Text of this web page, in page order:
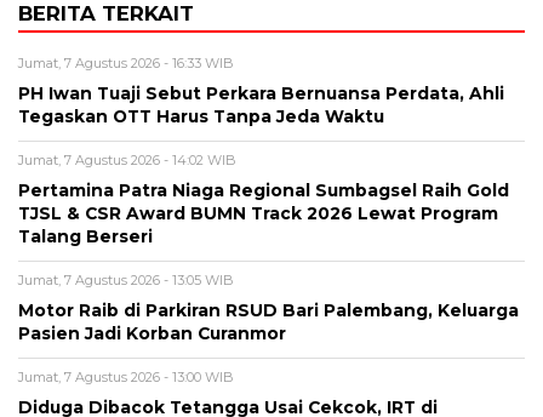
BERITA TERKAIT
Jumat, 7 Agustus 2026 - 16:33 WIB
PH Iwan Tuaji Sebut Perkara Bernuansa Perdata, Ahli
Tegaskan OTT Harus Tanpa Jeda Waktu
Jumat, 7 Agustus 2026 - 14:02 WIB
Pertamina Patra Niaga Regional Sumbagsel Raih Gold
TJSL & CSR Award BUMN Track 2026 Lewat Program
Talang Berseri
Jumat, 7 Agustus 2026 - 13:05 WIB
Motor Raib di Parkiran RSUD Bari Palembang, Keluarga
Pasien Jadi Korban Curanmor
Jumat, 7 Agustus 2026 - 13:00 WIB
Diduga Dibacok Tetangga Usai Cekcok, IRT di